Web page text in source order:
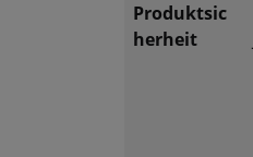
Produktsic
herheit